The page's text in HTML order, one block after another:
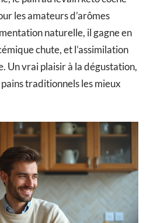
les amateurs d’arômes
naturelle, il gagne en
chute, et l’assimilation
Un vrai plaisir à la dégustation,
traditionnels les mieux